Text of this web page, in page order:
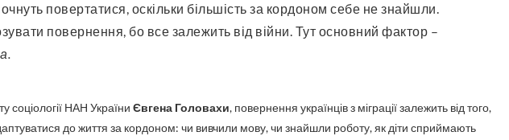
повертатися, оскільки більшість за кордоном себе не знайшли.
повернення, бо все залежить від війни. Тут основний фактор –
соціології НАН України Євгена Головахи, повернення українців з міграції залежить від того,
до життя за кордоном: чи вивчили мову, чи знайшли роботу, як діти сприймають